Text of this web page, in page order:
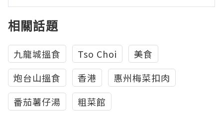
相關話題
九龍城搵食 Tso Choi
美食
炮台山搵食
香港
惠州梅菜扣肉
番茄薯仔湯
粗菜館